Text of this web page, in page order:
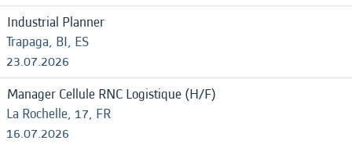
Industrial Planner
Trapaga, BI, ES
23.07.2026
Manager Cellule RNC Logistique (H/F)
La Rochelle, 17, FR
16.07.2026